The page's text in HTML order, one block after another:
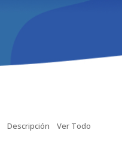
Descripción Ver Todo